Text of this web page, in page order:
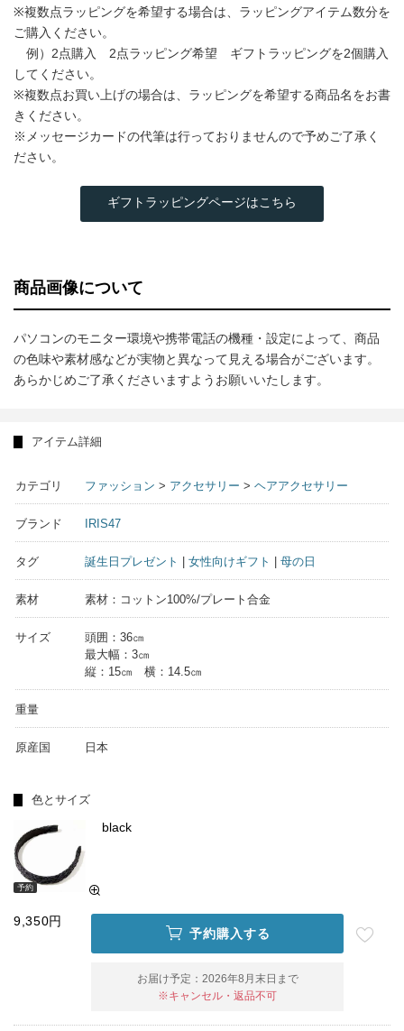
※複数点ラッピングを希望する場合は、ラッピングアイテム数分を
ご購入ください。
例）2点購入 2点ラッピング希望 ギフトラッピングを2個購入
してください。
※複数点お買い上げの場合は、ラッピングを希望する商品名をお書
きください。
※メッセージカードの代筆は行っておりませんので予めご了承く
ださい。
ギフトラッピングページはこちら
商品画像について
パソコンのモニター環境や携帯電話の機種・設定によって、商品
の色味や素材感などが実物と異なって見える場合がございます。
あらかじめご了承くださいますようお願いいたします。
アイテム詳細
カテゴリ ファッション > アクセサリー > ヘアアクセサリー
ブランド IRIS47
タグ 誕生日プレゼント 女性向けギフト 母の日
素材 素材：コットン100%/プレート合金
サイズ
頭囲：36㎝
最大幅：3㎝
縦：15㎝ 横：14.5㎝
重量
原産国 日本
色とサイズ
予約
black
9,350円
予約購入する
お届け予定： 2026年8月末日まで
※キャンセル・返品不可